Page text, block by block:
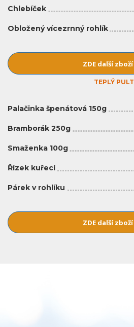
Chlebíček
Obložený vícezrnný rohlík
ZDE další zboží
TEPLÝ PULT
Palačinka špenátová 150g
Bramborák 250g
Smaženka 100g
Řízek kuřecí
Párek v rohlíku
ZDE další zboží